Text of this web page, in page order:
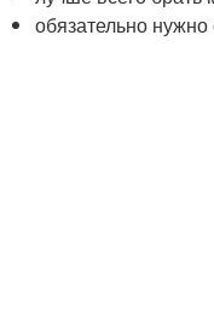
обязательно нужно